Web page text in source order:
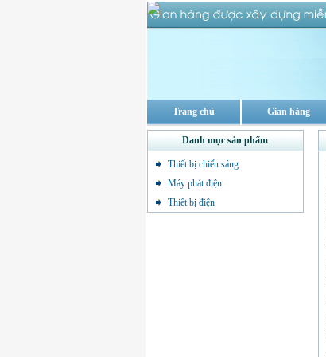
Trang chủ Gian hàng
Danh mục sản phẩm
Thiết bị chiếu sáng
Máy phát điện
Thiết bị điện